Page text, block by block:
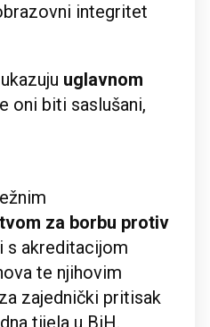
integritet
uglavnom
oni biti saslušani,
za borbu protiv
s akreditacijom
te njihovim
zajednički pritisak
tijela u BiH,